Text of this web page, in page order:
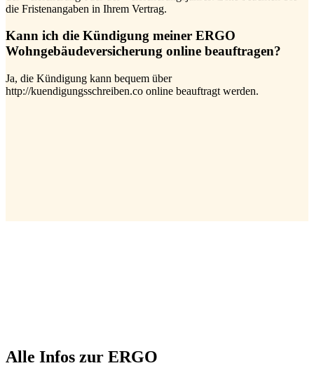
die Fristenangaben in Ihrem Vertrag.
Kann ich die Kündigung meiner ERGO
Wohngebäudeversicherung online beauftragen?
Ja, die Kündigung kann bequem über
http://kuendigungsschreiben.co online beauftragt werden.
Alle Infos zur ERGO